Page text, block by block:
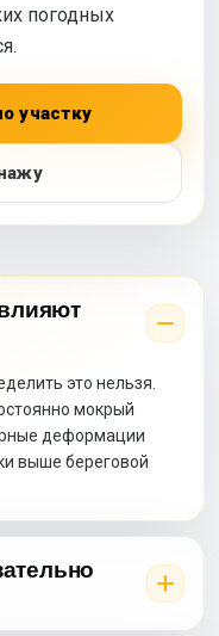
погодных
участку
это нельзя.
мокрый
деформации
выше береговой